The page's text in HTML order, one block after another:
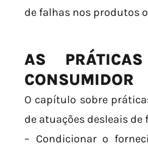
de falhas nos produtos
AS
CONSUMIDOR
O capítulo sobre
de atuações desleais de
– Condicionar o